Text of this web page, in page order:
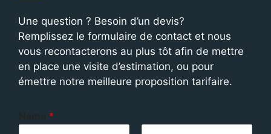
Une question ? Besoin d’un devis?
Remplissez le formulaire de contact et nous
vous recontacterons au plus tôt afin de mettre
en place une visite d’estimation, ou pour
émettre notre meilleure proposition tarifaire.
*